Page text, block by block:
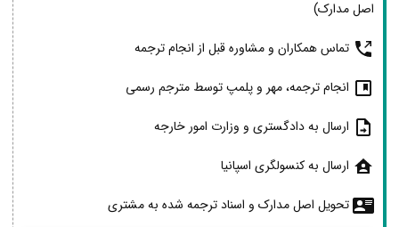
اصل مدارک)
تماس همکاران و مشاوره قبل از انجام ترجمه
انجام ترجمه، مهر و پلمپ توسط مترجم رسمی
ارسال به دادگستری و وزارت امور خارجه
ارسال به کنسولگری اسپانیا
تحویل اصل مدارک و اسناد ترجمه شده به مشتری